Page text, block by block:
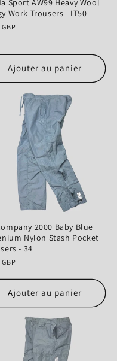
Sport AW99 Heavy Wool
Work Trousers - IT50
Ajouter au panier
2000 Baby Blue
Nylon Stash Pocket
- 34
Ajouter au panier